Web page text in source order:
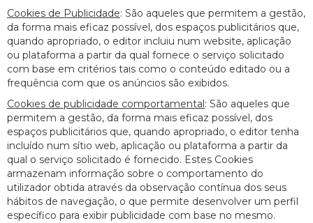
Cookies de Publicidade: São aqueles que permitem a gestão,
da forma mais eficaz possível, dos espaços publicitários que,
quando apropriado, o editor incluiu num website, aplicação
ou plataforma a partir da qual fornece o serviço solicitado
com base em critérios tais como o conteúdo editado ou a
frequência com que os anúncios são exibidos.
Cookies de publicidade comportamental : São aqueles que
permitem a gestão, da forma mais eficaz possível, dos
espaços publicitários que, quando apropriado, o editor tenha
incluído num sítio web, aplicação ou plataforma a partir da
qual o serviço solicitado é fornecido. Estes Cookies
armazenam informação sobre o comportamento do
utilizador obtida através da observação contínua dos seus
hábitos de navegação, o que permite desenvolver um perfil
específico para exibir publicidade com base no mesmo.